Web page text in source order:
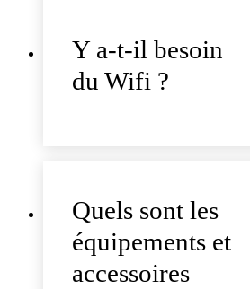
Y a-t-il besoin
du Wifi ?
Quels sont les
équipements et
accessoires